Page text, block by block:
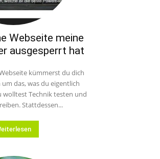
Webseite meine
ausgesperrt hat
kümmerst du dich
das, was du eigentlich
wolltest Technik testen und
Stattdessen...